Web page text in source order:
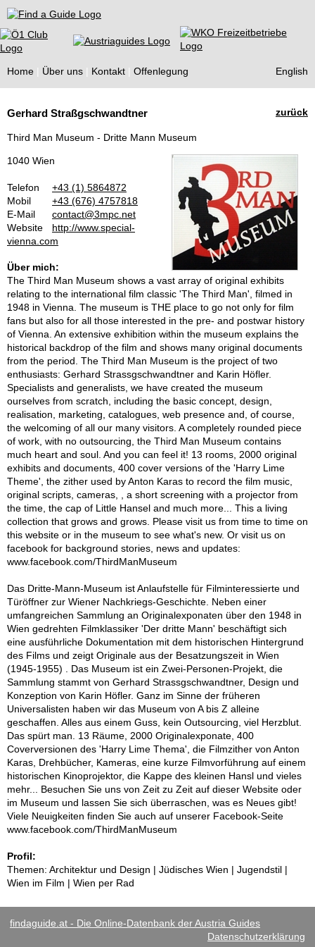
Find a Guide
Home Über uns Kontakt Offenlegung English
Guides
zurück
Gerhard Straßgschwandtner
Third Man Museum - Dritte Mann Museum
1040 Wien
Telefon
+43 (1) 5864872
Mobil
+43 (676) 4757818
E-Mail
contact@3mpc.net
Website
http://www.special-
vienna.com
Über mich:
The Third Man Museum shows a vast array of original exhibits
relating to the international film classic 'The Third Man', filmed in
1948 in Vienna. The museum is THE place to go not only for film
fans but also for all those interested in the pre- and postwar history
of Vienna. An extensive exhibition within the museum explains the
historical backdrop of the film and shows many original documents
from the period. The Third Man Museum is the project of two
enthusiasts: Gerhard Strassgschwandtner and Karin Höfler.
Specialists and generalists, we have created the museum
ourselves from scratch, including the basic concept, design,
realisation, marketing, catalogues, web presence and, of course,
the welcoming of all our many visitors. A completely rounded piece
of work, with no outsourcing, the Third Man Museum contains
much heart and soul. And you can feel it! 13 rooms, 2000 original
exhibits and documents, 400 cover versions of the 'Harry Lime
Theme', the zither used by Anton Karas to record the film music,
original scripts, cameras, , a short screening with a projector from
the time, the cap of Little Hansel and much more... This a living
collection that grows and grows. Please visit us from time to time on
this website or in the museum to see what's new. Or visit us on
facebook for background stories, news and updates:
www.facebook.com/ThirdManMuseum
Das Dritte-Mann-Museum ist Anlaufstelle für Filminteressierte und
Türöffner zur Wiener Nachkriegs-Geschichte. Neben einer
umfangreichen Sammlung an Originalexponaten über den 1948 in
Wien gedrehten Filmklassiker 'Der dritte Mann' beschäftigt sich
eine ausführliche Dokumentation mit dem historischen Hintergrund
des Films und zeigt Originale aus der Besatzungszeit in Wien
(1945-1955) . Das Museum ist ein Zwei-Personen-Projekt, die
Sammlung stammt von Gerhard Strassgschwandtner, Design und
Konzeption von Karin Höfler. Ganz im Sinne der früheren
Universalisten haben wir das Museum von A bis Z alleine
geschaffen. Alles aus einem Guss, kein Outsourcing, viel Herzblut.
Das spürt man. 13 Räume, 2000 Originalexponate, 400
Coverversionen des 'Harry Lime Thema', die Filmzither von Anton
Karas, Drehbücher, Kameras, eine kurze Filmvorführung auf einem
historischen Kinoprojektor, die Kappe des kleinen Hansl und vieles
mehr... Besuchen Sie uns von Zeit zu Zeit auf dieser Website oder
im Museum und lassen Sie sich überraschen, was es Neues gibt!
Viele Neuigkeiten finden Sie auch auf unserer Facebook-Seite
www.facebook.com/ThirdManMuseum
Profil:
Themen: Architektur und Design | Jüdisches Wien | Jugendstil |
Wien im Film | Wien per Rad
findaguide.at - Die Online-Datenbank der Austria Guides
Datenschutzerklärung